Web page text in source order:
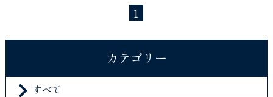
1
カテゴリー
すべて